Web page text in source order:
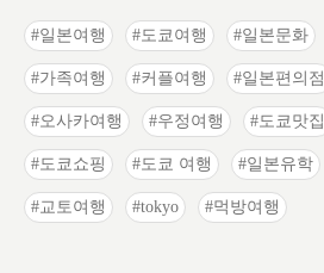
일본여행 도쿄여행 일본문화
가족여행 커플여행 일본편의점
오사카여행 우정여행 도쿄맛집
도쿄쇼핑 도쿄 여행 일본유학
교토여행 tokyo 먹방여행